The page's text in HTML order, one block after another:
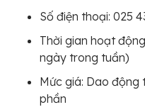
Số điện thoại: 025
Thời gian hoạt
ngày trong tuần)
Mức giá: Dao động
phần